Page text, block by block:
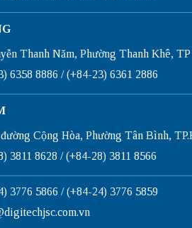
Thanh Năm, Phường Thanh Khê,
6358 8886 / (+84-23) 6361 2886
Cộng Hòa, Phường Tân Bình,
3811 8628 / (+84-28) 3811 8566
3776 5866 / (+84-24) 3776 5859